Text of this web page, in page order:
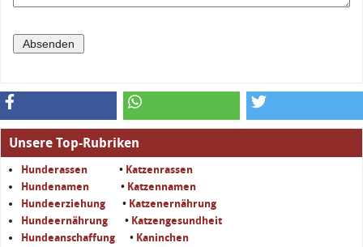
Unsere Top-Rubriken
Hunderassen • Katzenrassen
Hundenamen
• Katzennamen
Hundeerziehung • Katzenernährung
Hundeernährung • Katzengesundheit
Hundeanschaffung • Kaninchen